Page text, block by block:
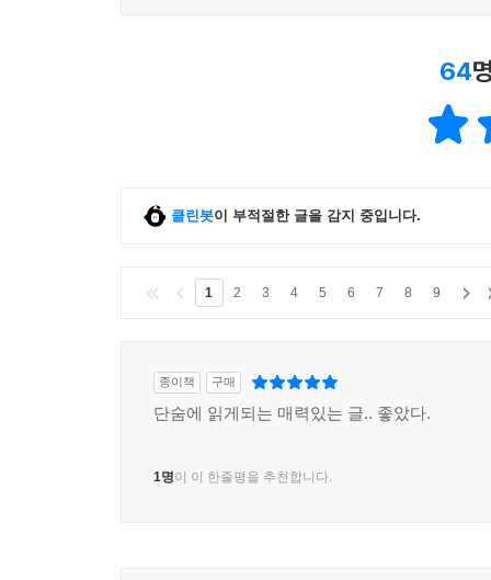
64
클린봇이 부적절한 글을 감지 중입니다.
1 2 3 4 5 6 7 8 9
종이책 구매
단숨에 읽게되는 매력있는 글.. 좋았다.
1명이 이 한줄평을 추천합니다.